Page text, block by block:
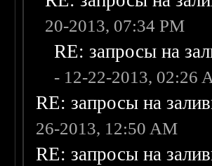
20-2013, 07:34 PM
RE: запросы на
- 12-22-2013, 02:26
RE: запросы на
26-2013, 12:50 AM
RE: запросы на